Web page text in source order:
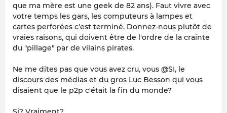
que ma mère est une geek de 82 ans). Faut vivre avec
votre temps les gars, les computeurs à lampes et
cartes perforées c'est terminé. Donnez-nous plutôt de
vraies raisons, qui doivent être de l'ordre de la crainte
du "pillage" par de vilains pirates.
Ne me dites pas que vous avez cru, vous @SI, le
discours des médias et du gros Luc Besson qui vous
disaient que le p2p c'était la fin du monde?